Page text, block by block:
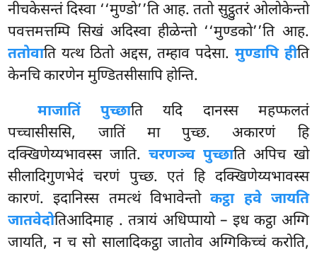
नीचकेसन्तं दिस्वा ‘‘मुण्डो’’ति आह. ततो सुट्ठुतरं ओलोकेन्तो
पवत्तमत्तम्पि सिखं अदिस्वा हीळेन्तो ‘‘मुण्डको’’ति आह.
ततोवाति यत्थ ठितो अद्दस, तम्हाव पदेसा. मुण्डापि हीति
केनचि कारणेन मुण्डितसीसापि होन्ति.
माजातिं पुच्छाति यदि दानस्स महप्फलतं
पच्चासीससि, जातिं मा पुच्छ. अकारणं हि
दक्खिणेय्यभावस्स जाति.चरणञ्च पुच्छाति अपिच खो
सीलादिगुणभेदं चरणं पुच्छ. एतं हि दक्खिणेय्यभावस्स
कारणं. इदानिस्स तमत्थं विभावेन्तोकट्ठा हवे जायति
जातवेदोतिआदिमाह . तत्रायं अधिप्पायो – इध कट्ठा अग्गि
जायति, न च सो सालादिकट्ठा जातोव अग्गिकिच्चं करोति,